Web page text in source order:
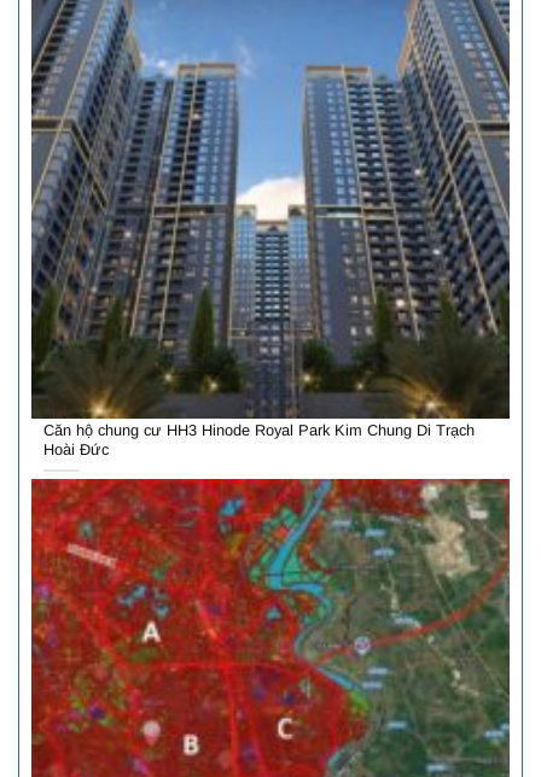
Căn hộ chung cư HH3 Hinode Royal Park Kim Chung Di Trạch
Hoài Đức